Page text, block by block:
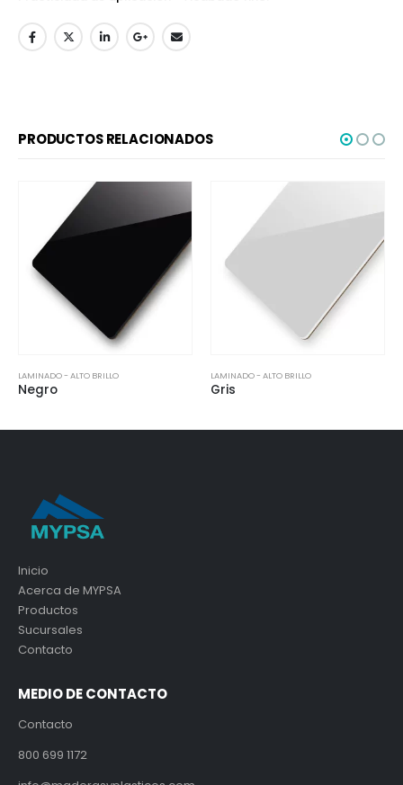
PRODUCTOS RELACIONADOS
LAMINADO - ALTO BRILLO
Gris
LAMINADO - ALTO BRILLO
Inicio
Acerca de MYPSA
Productos
Sucursales
Contacto
MEDIO DE CONTACTO
Contacto
800 699 1172